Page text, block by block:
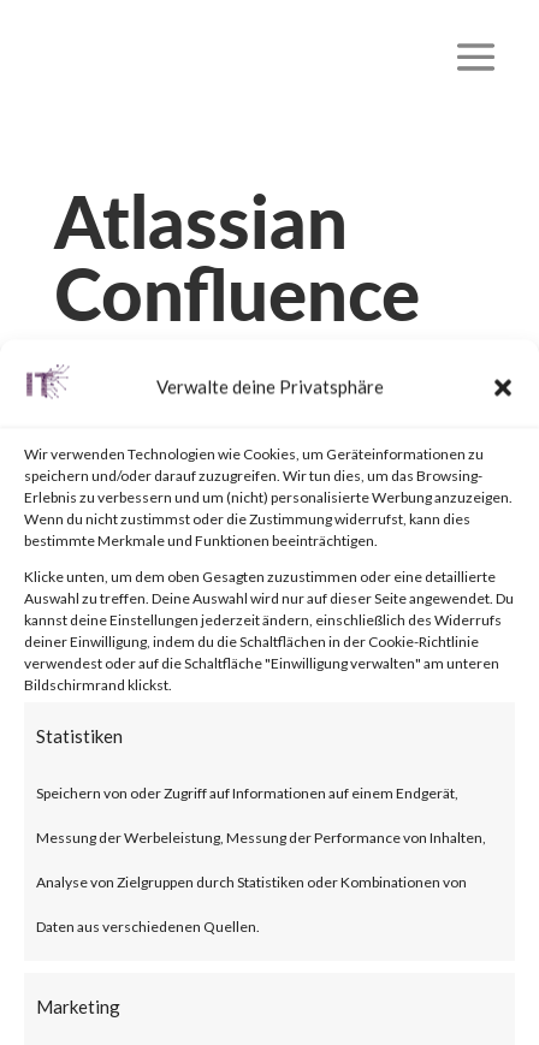
Verwalte deine Privatsphäre
Wir verwenden Technologien wie Cookies, um Geräteinformationen zu
speichern und/oder darauf zuzugreifen. Wir tun dies, um das Browsing-
Erlebnis zu verbessern und um (nicht) personalisierte Werbung anzuzeigen.
Wenn du nicht zustimmst oder die Zustimmung widerrufst, kann dies
bestimmte Merkmale und Funktionen beeinträchtigen.
Klicke unten, um dem oben Gesagten zuzustimmen oder eine detaillierte
Auswahl zu treffen. Deine Auswahl wird nur auf dieser Seite angewendet. Du
kannst deine Einstellungen jederzeit ändern, einschließlich des Widerrufs
deiner Einwilligung, indem du die Schaltflächen in der Cookie-Richtlinie
verwendest oder auf die Schaltfläche "Einwilligung verwalten" am unteren
Bildschirmrand klickst.
Statistiken
Speichern von oder Zugriff auf Informationen auf einem Endgerät,
Messung der Werbeleistung, Messung der Performance von Inhalten,
Analyse von Zielgruppen durch Statistiken oder Kombinationen von
Daten aus verschiedenen Quellen.
Marketing
Atlassian
Confluence
Remote
Code
Execution
(CVE-2023-
22527)
Facebook 0
What is the Vulnerability?
On Jan 16 2024, Atlassian